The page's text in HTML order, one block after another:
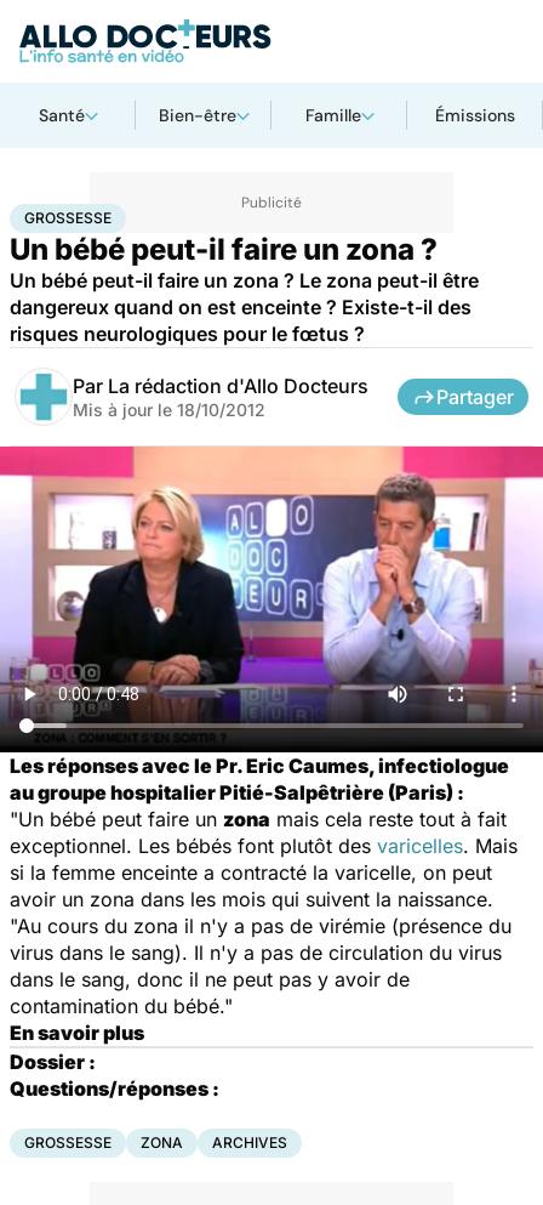
Santé Bien-être Famille Émissions
AccueilFamille Grossesse Grossesse
GROSSESSE
Un bébé peut-il faire un zona ?
Un bébé peut-il faire un zona ? Le zona peut-il être
dangereux quand on est enceinte ? Existe-t-il des
risques neurologiques pour le fœtus ?
Par La rédaction d'Allo Docteurs
Mis à jour le 18/10/2012
Partager
Les réponses avec le Pr. Eric Caumes, infectiologue
au groupe hospitalier Pitié-Salpêtrière (Paris) :
"Un bébé peut faire un zona mais cela reste tout à fait
exceptionnel. Les bébés font plutôt des varicelles. Mais
si la femme enceinte a contracté la varicelle, on peut
avoir un zona dans les mois qui suivent la naissance.
"Au cours du zona il n'y a pas de virémie (présence du
virus dans le sang). Il n'y a pas de circulation du virus
dans le sang, donc il ne peut pas y avoir de
contamination du bébé."
En savoir plus
Dossier :
Questions/réponses :
GROSSESSE ZONA ARCHIVES